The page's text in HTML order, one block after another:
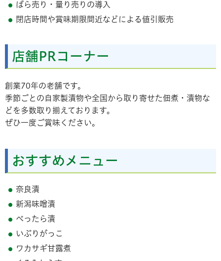
ばら売り・量り売りの導入
閉店時間や賞味期限間近などによる値引販売
店舗PRコーナー
創業70年の老舗です。
季節ごとの自家製漬物や全国から取り寄せた佃煮・漬物な
どを多数取り揃えております。
ぜひ一度ご賞味ください。
おすすめメニュー
奈良漬
新潟味噌漬
べったら漬
いぶりがっこ
ワカサギ甘露煮